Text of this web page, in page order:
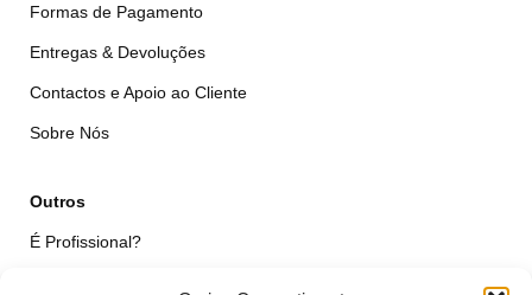
Formas de Pagamento
Entregas & Devoluções
Contactos e Apoio ao Cliente
Sobre Nós
Outros
É Profissional?